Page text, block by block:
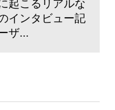
起こるリアルな
インタビュー記
ザ...